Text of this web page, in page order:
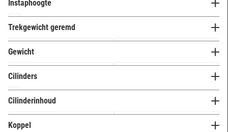
Instaphoogte
Hoog (68+ cm)
0
Middel (58 t/m 68 cm)
0
Trekgewicht geremd
Gewicht
Cilinders
2 cilinders
0
4 cilinders
9
Cilinderinhoud
Koppel